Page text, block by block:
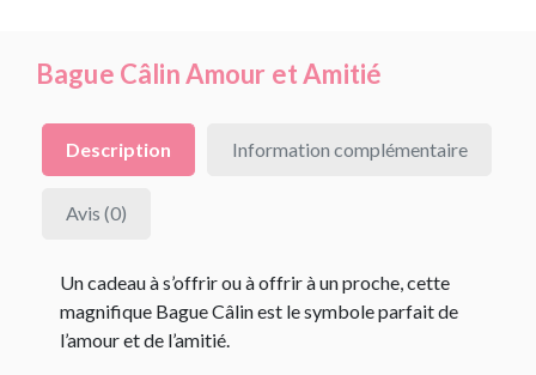
Bague Câlin Amour et Amitié
Description Information complémentaire
Avis (0)
Un cadeau à s’offrir ou à offrir à un proche, cette
magnifique Bague Câlin est le symbole parfait de
l’amour et de l’amitié.